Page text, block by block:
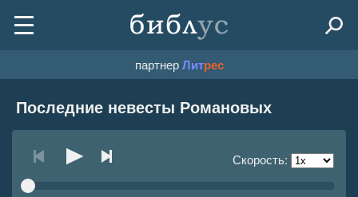
партнерЛитрес
Последние невесты Романовых
Скорость: